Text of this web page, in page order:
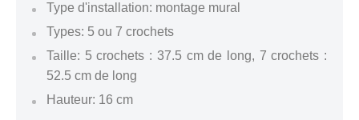
Type d'installation: montage mural
Types: 5 ou 7 crochets
Taille: 5 crochets : 37.5 cm de long, 7 crochets :
52.5 cm de long
Hauteur: 16 cm